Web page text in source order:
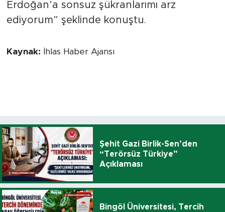
Erdoğan’a sonsuz şükranlarımı arz
ediyorum” şeklinde konuştu.
Kaynak: İhlas Haber Ajansı
Şehit Gazi Birlik-Sen’den
“Terörsüz Türkiye”
Açıklaması
Bingöl Üniversitesi, Tercih